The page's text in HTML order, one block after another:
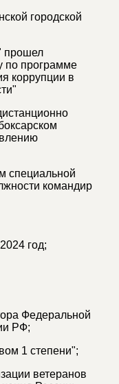
городской
прошел
по программе
коррупции в
специальной
командир
год;
Федеральной
РФ;
1 степени";
ветеранов